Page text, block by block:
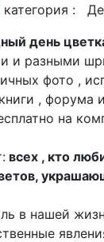
| категория :
день
и разными
фото ,
, форума
на
всех , кто
в нашей